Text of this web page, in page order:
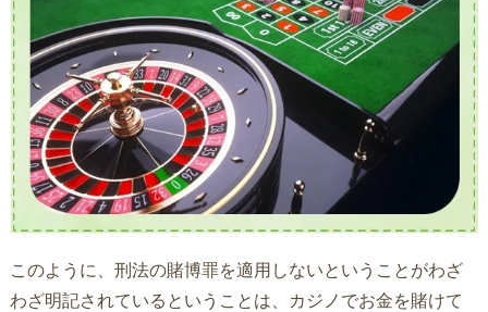
このように、刑法の賭博罪を適用しないということがわざ
わざ明記されているということは、カジノでお金を賭けて